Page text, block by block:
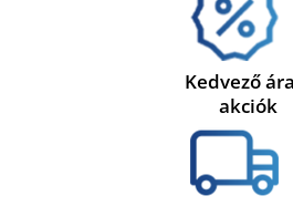
Kedvező
akciók